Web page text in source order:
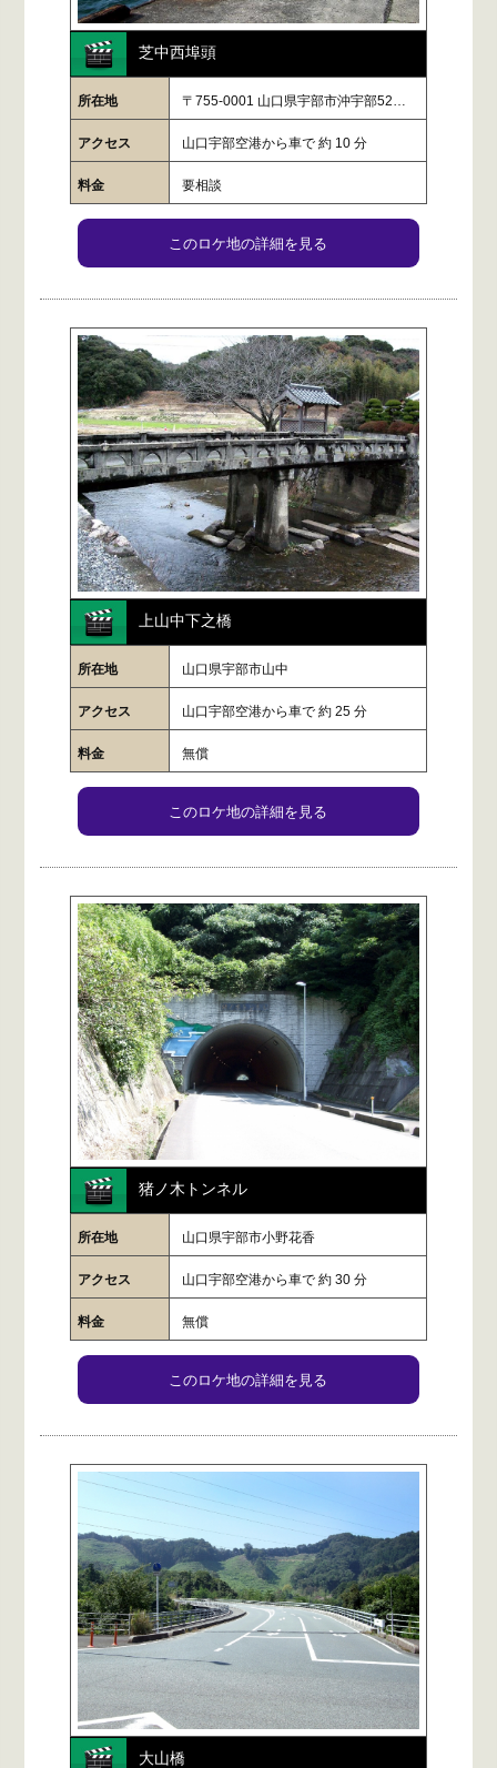
芝中西埠頭
所在地 〒755-0001 山口県宇部市沖宇部52…
アクセス 山口宇部空港から車で 約 10 分
料金 要相談
このロケ地の詳細を見る
上山中下之橋
所在地 山口県宇部市山中
アクセス 山口宇部空港から車で 約 25 分
料金 無償
このロケ地の詳細を見る
猪ノ木トンネル
所在地 山口県宇部市小野花香
アクセス 山口宇部空港から車で 約 30 分
料金 無償
このロケ地の詳細を見る
大山橋